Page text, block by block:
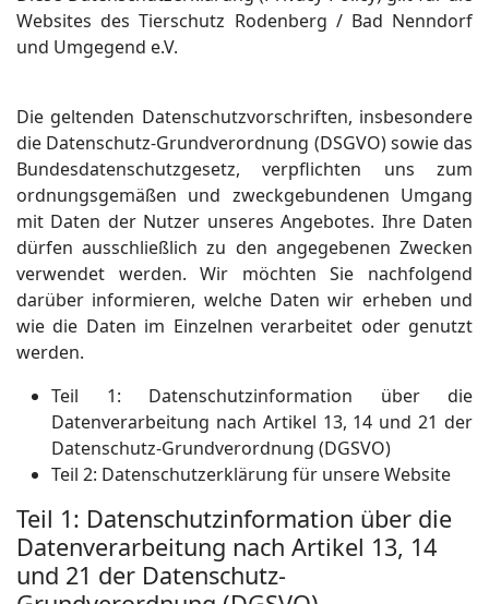
Websites des Tierschutz Rodenberg / Bad Nenndorf
und Umgegend e.V.
Die geltenden Datenschutzvorschriften, insbesondere
die Datenschutz-Grundverordnung (DSGVO) sowie das
Bundesdatenschutzgesetz, verpflichten uns zum
ordnungsgemäßen und zweckgebundenen Umgang
mit Daten der Nutzer unseres Angebotes. Ihre Daten
dürfen ausschließlich zu den angegebenen Zwecken
verwendet werden. Wir möchten Sie nachfolgend
darüber informieren, welche Daten wir erheben und
wie die Daten im Einzelnen verarbeitet oder genutzt
werden.
Teil
1: Datenschutzinformation über die
Datenverarbeitung nach Artikel 13, 14 und 21 der
Datenschutz-Grundverordnung (DGSVO)
Teil 2: Datenschutzerklärung für unsere Website
Teil 1: Datenschutzinformation über die
Datenverarbeitung nach Artikel 13, 14
und 21 der Datenschutz-